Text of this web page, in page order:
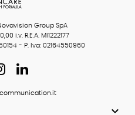
Group SpA
i.v. R.E.A. MI1222177
- P. Iva: 02164550960
communication.it
